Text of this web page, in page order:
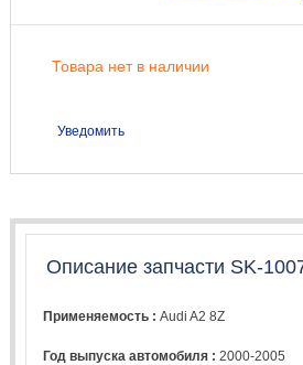
Товара нет в наличии
Уведомить
Описание запчасти SK-
Применяемость :Audi A2 8Z
Год выпуска автомобиля :2000-2005